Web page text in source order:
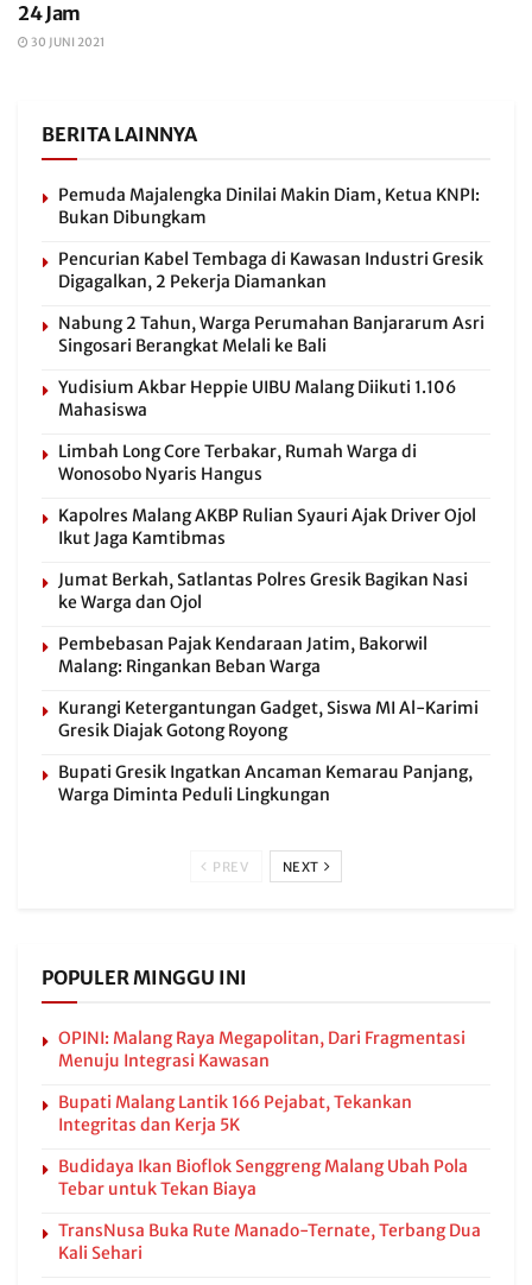
24 Jam
30 JUNI 2021
BERITA LAINNYA
Pemuda Majalengka Dinilai Makin Diam, Ketua KNPI:
Bukan Dibungkam
Pencurian Kabel Tembaga di Kawasan Industri Gresik
Digagalkan, 2 Pekerja Diamankan
Nabung 2 Tahun, Warga Perumahan Banjararum Asri
Singosari Berangkat Melali ke Bali
Yudisium Akbar Heppie UIBU Malang Diikuti 1.106
Mahasiswa
Limbah Long Core Terbakar, Rumah Warga di
Wonosobo Nyaris Hangus
Kapolres Malang AKBP Rulian Syauri Ajak Driver Ojol
Ikut Jaga Kamtibmas
Jumat Berkah, Satlantas Polres Gresik Bagikan Nasi
ke Warga dan Ojol
Pembebasan Pajak Kendaraan Jatim, Bakorwil
Malang: Ringankan Beban Warga
Kurangi Ketergantungan Gadget, Siswa MI Al-Karimi
Gresik Diajak Gotong Royong
Bupati Gresik Ingatkan Ancaman Kemarau Panjang,
Warga Diminta Peduli Lingkungan
PREV NEXT
POPULER MINGGU INI
OPINI: Malang Raya Megapolitan, Dari Fragmentasi
Menuju Integrasi Kawasan
Bupati Malang Lantik 166 Pejabat, Tekankan
Integritas dan Kerja 5K
Budidaya Ikan Bioflok Senggreng Malang Ubah Pola
Tebar untuk Tekan Biaya
TransNusa Buka Rute Manado-Ternate, Terbang Dua
Kali Sehari